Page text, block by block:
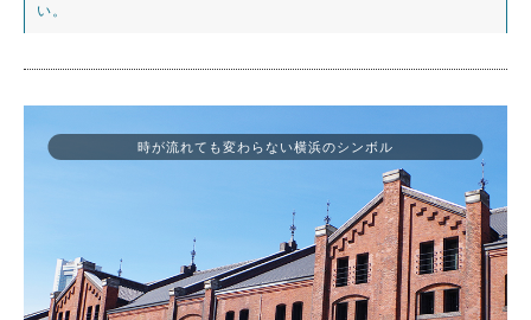
い。
時が流れても変わらない横浜のシンボル